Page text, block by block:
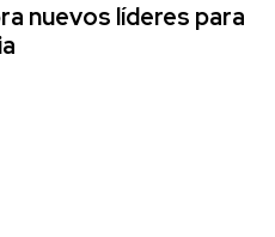
nuevos líderes para